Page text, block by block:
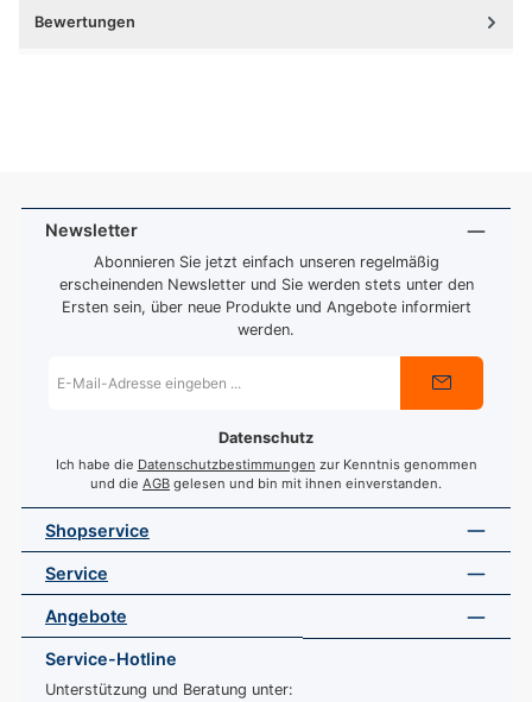
Bewertungen
Newsletter
Abonnieren Sie jetzt einfach unseren regelmäßig
erscheinenden Newsletter und Sie werden stets unter den
Ersten sein, über neue Produkte und Angebote informiert
werden.
Mail-
Datenschutz
Ich habe die Datenschutzbestimmungen zur Kenntnis genommen
und die AGB gelesen und bin mit ihnen einverstanden.
Shopservice
Service
Angebote
Service-Hotline
Unterstützung und Beratung unter: